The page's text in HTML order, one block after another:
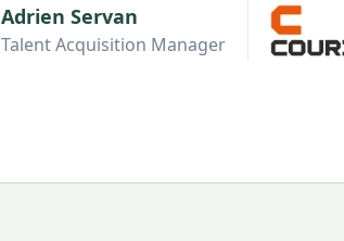
Adrien Servan
Talent Acquisition Manager